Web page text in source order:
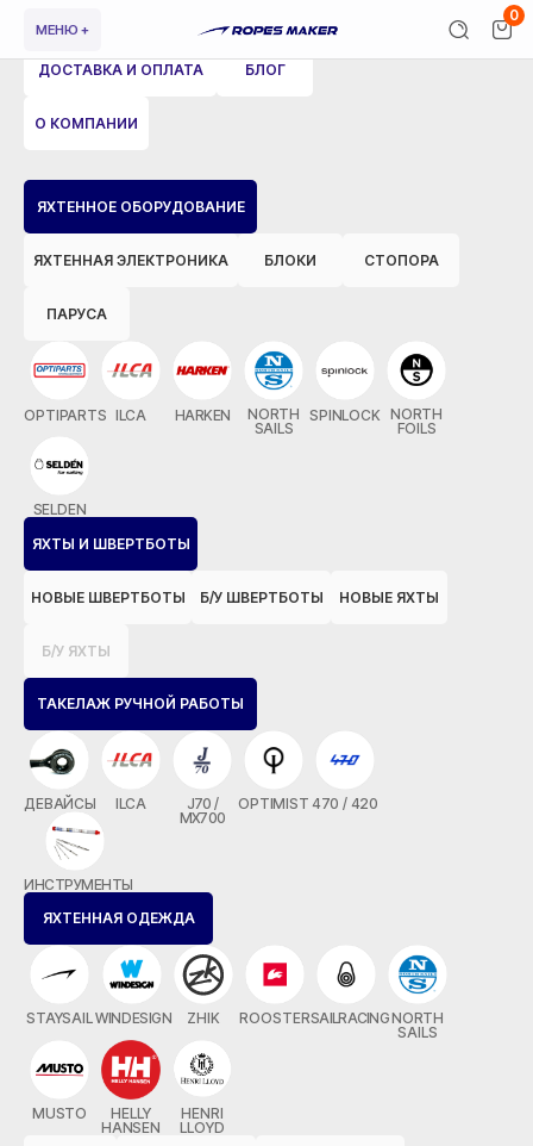
МЕНЮ +
0
ЯХТЕННОЕ ОБОРУДОВАНИЕ
ЯХТЕННАЯ ЭЛЕКТРОНИКА БЛОКИ СТОПОРА
ПАРУСА
OPTIPARTS ILCA HARKEN
NORTH
SAILS
SPINLOCK NORTH
FOILS
SELDEN
ЯХТЫ И ШВЕРТБОТЫ
НОВЫЕ ШВЕРТБОТЫ Б/У ШВЕРТБОТЫ НОВЫЕ ЯХТЫ
Б/У ЯХТЫ
ТАКЕЛАЖ РУЧНОЙ РАБОТЫ
ДЕВАЙСЫ ILCA
J70 /
MX700
OPTIMIST 470 / 420
ИНСТРУМЕНТЫ
ЯХТЕННАЯ ОДЕЖДА
STAYSAILWINDESIGN ZHIK ROOSTERSAILRACINGNORTH
SAILS
MUSTO
HELLY
HANSEN
HENRI
LLOYD
ДОСТАВКА И ОПЛАТА БЛОГ
О КОМПАНИИ